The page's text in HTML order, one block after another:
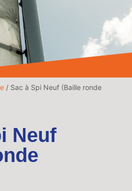
/ Sac à Spi Neuf (Baille ronde
Neuf